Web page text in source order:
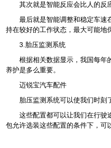
其次就是智能反应会比人的反
最后就是智能调整和稳定车速
持在较好的工作状态，最大可能地
3.胎压监测系统
根据相关数据显示，我国每年
养护是多么重要。
迈锐宝汽车配件
胎压监测系统可以使我们时刻
这些配置都可以让我们在行驶
包允许选装这些配置的条件下，可